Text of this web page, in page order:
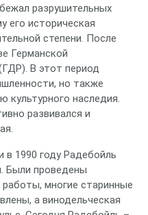
разрушительных
его историческая
степени. После
Германской
В этот период
но также
культурного наследия.
развивался и
в 1990 году Радебойль
Были проведены
многие старинные
а винодельческая